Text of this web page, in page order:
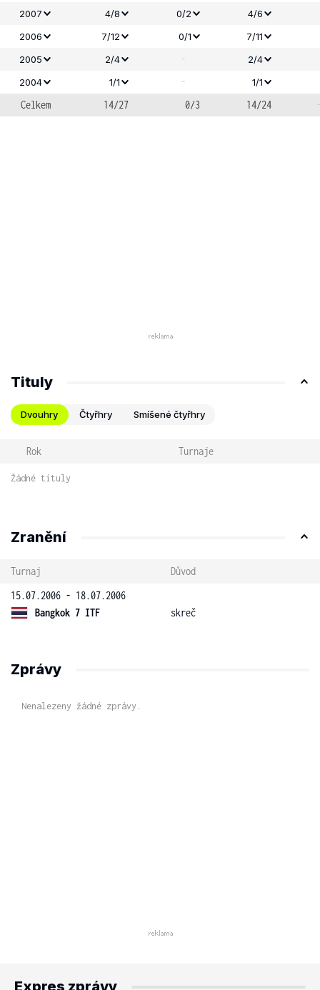
2007
4/8 0/2
4/6
2006
7/12 0/1
7/11
2005
2/4 -
2/4
2004
1/1 - 1/1
Celkem 14/27 0/3 14/24
Tituly
Dvouhry Čtyřhry Smíšené čtyřhry
Rok Turnaje
Žádné tituly
Zranění
Turnaj
Důvod
15.07.2006 - 18.07.2006
Bangkok 7 ITF
skreč
Zprávy
Nenalezeny žádné zprávy.
Expres zprávy